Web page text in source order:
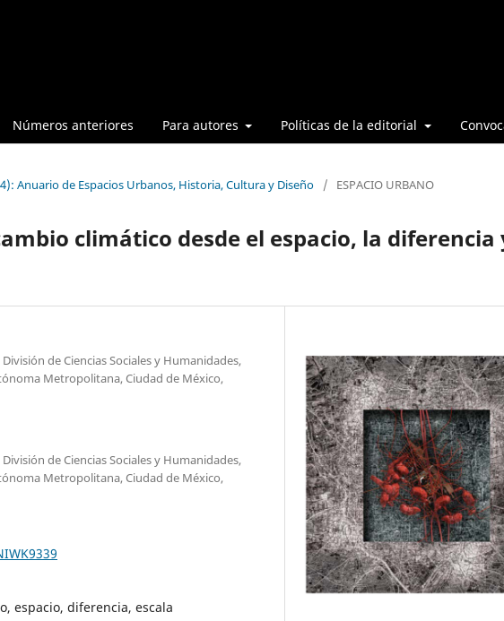
Números anteriores Para autores Políticas de la editorial
Anuario de Espacios Urbanos, Historia, Cultura y Diseño / ESPACIO URBANO
climático desde el espacio, la diferencia
de Ciencias Sociales y Humanidades,
Metropolitana, Ciudad de México,
de Ciencias Sociales y Humanidades,
Metropolitana, Ciudad de México,
espacio, diferencia, escala